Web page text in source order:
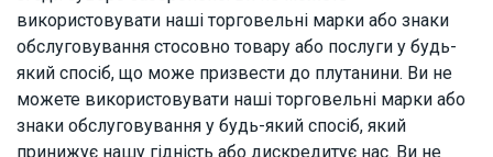
використовувати наші торговельні марки або знаки
обслуговування стосовно товару або послуги у будь-
який спосіб, що може призвести до плутанини. Ви не
можете використовувати наші торговельні марки або
знаки обслуговування у будь-який спосіб, який
принижує нашу гідність або дискредитує нас. Ви не